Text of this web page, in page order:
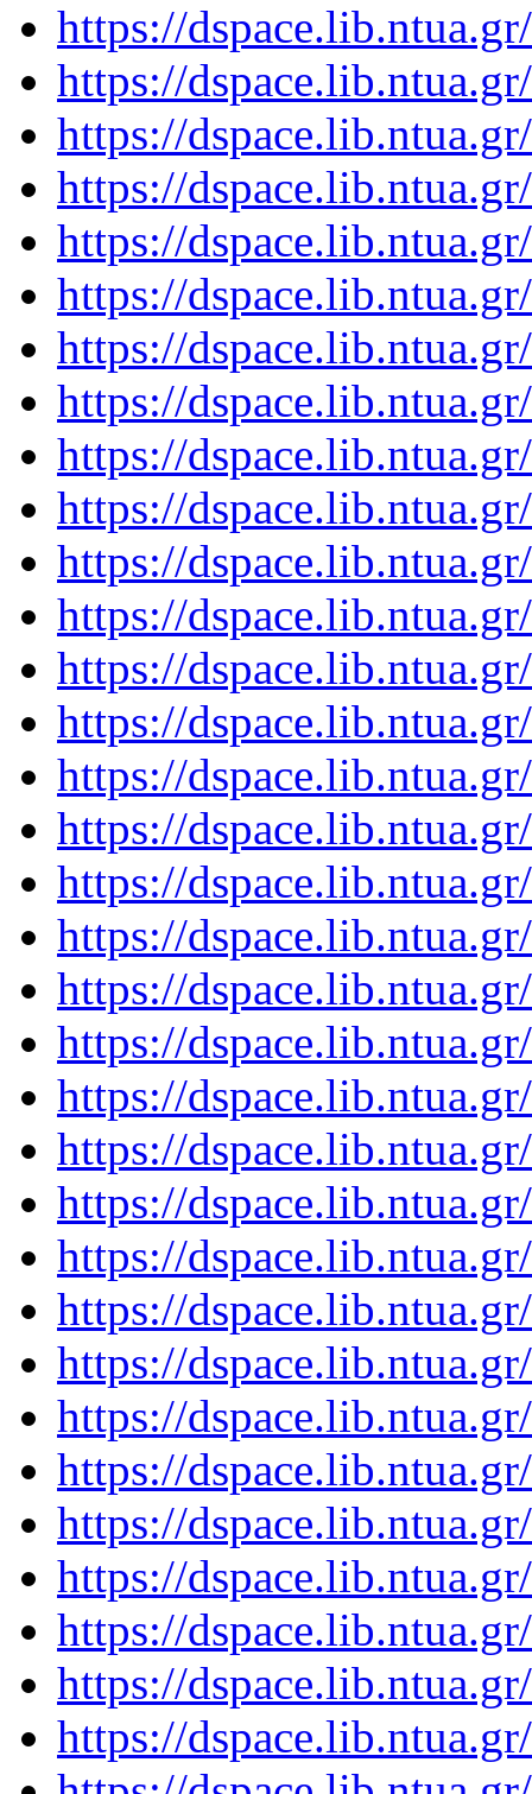
https://
https://
https://
https://
https://
https://
https://
https://
https://
https://
https://
https://
https://
https://
https://
https://
https://
https://
https://
https://
https://
https://
https://
https://
https://
https://
https://
https://
https://
https://
https://
https://
https://